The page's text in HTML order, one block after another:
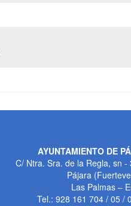
AYUNTAMIENTO DE
C/ Ntra. Sra. de la Regla, sn -
Pájara
Las Palmas –
Tel.: 928 161 704 / 05 /